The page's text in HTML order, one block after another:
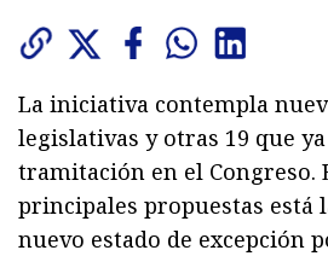
La iniciativa contempla
legislativas y otras 19 que
tramitación en el Congreso.
principales propuestas está
nuevo estado de excepción